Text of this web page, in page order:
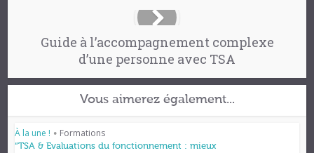
Guide à l’accompagnement complexe
d’une personne avec TSA
Vous aimerez également...
À la une ! • Formations
“TSA & Evaluations du fonctionnement : mieux